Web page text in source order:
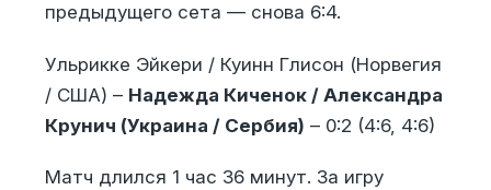
предыдущего сета — снова 6:4.
Ульрикке Эйкери / Куинн Глисон (Норвегия
/ США) – Надежда Киченок / Александра
Крунич (Украина / Сербия) – 0:2 (4:6, 4:6)
Матч длился 1 час 36 минут. За игру